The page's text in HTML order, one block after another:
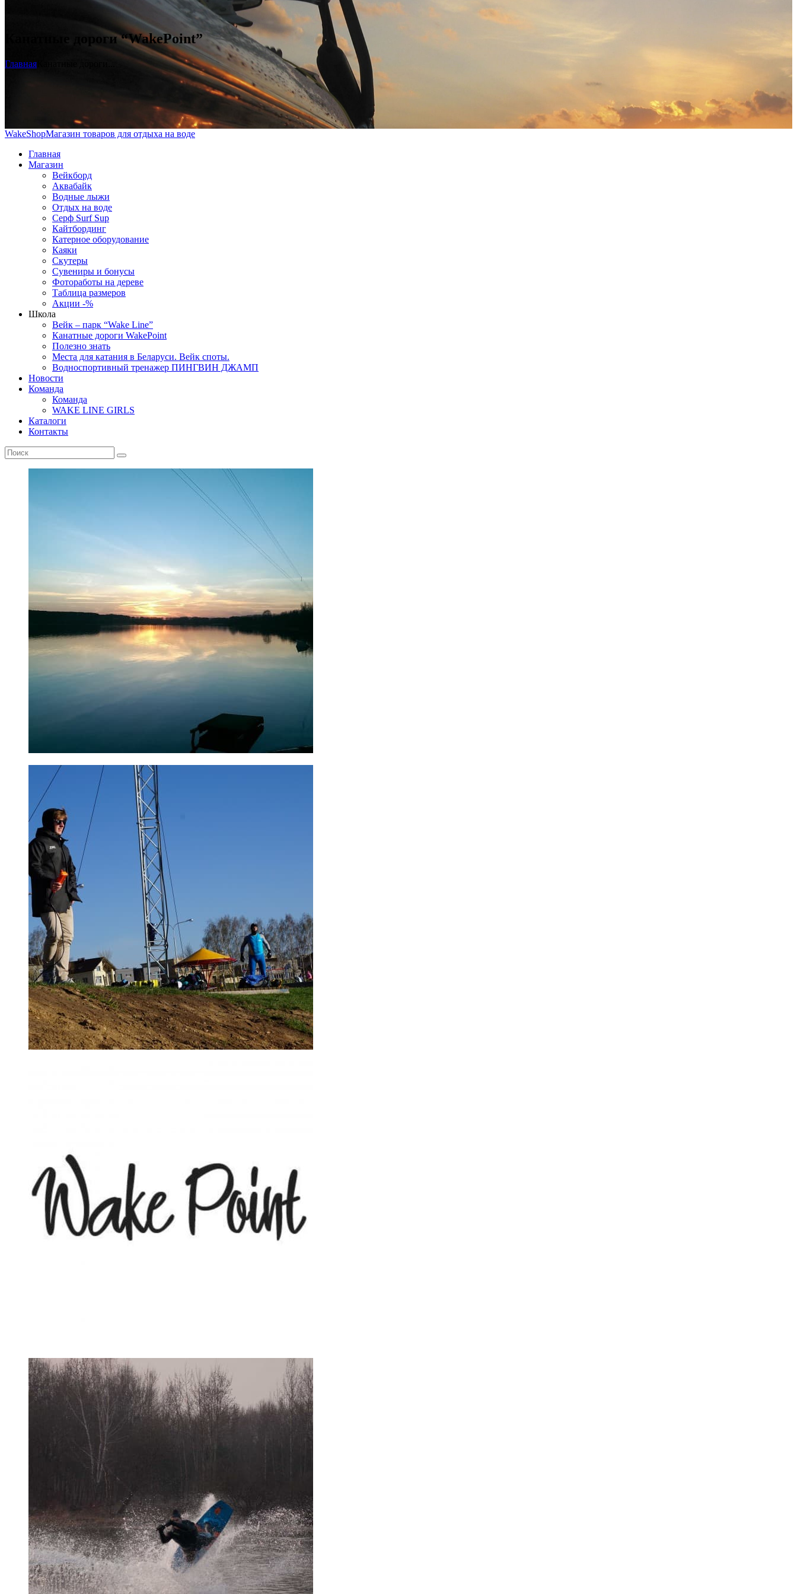
Канатные дороги “WakePoint”
Главная
WakeShopМагазин товаров для отдыха на воде
Главная
Магазин
Вейкборд
Аквабайк
Водные лыжи
Отдых на воде
Серф Surf Sup
Кайтбординг
Катерное оборудование
Каяки
Скутеры
Сувениры и бонусы
Фотоработы на дереве
Таблица размеров
Акции -%
Школа
Вейк – парк “Wake Line”
Канатные дороги WakePoint
Полезно знать
Места для катания в Беларуси. Вейк споты.
Водноспортивный тренажер ПИНГВИН ДЖАМП
Новости
Команда
Команда
WAKE LINE GIRLS
Каталоги
Контакты